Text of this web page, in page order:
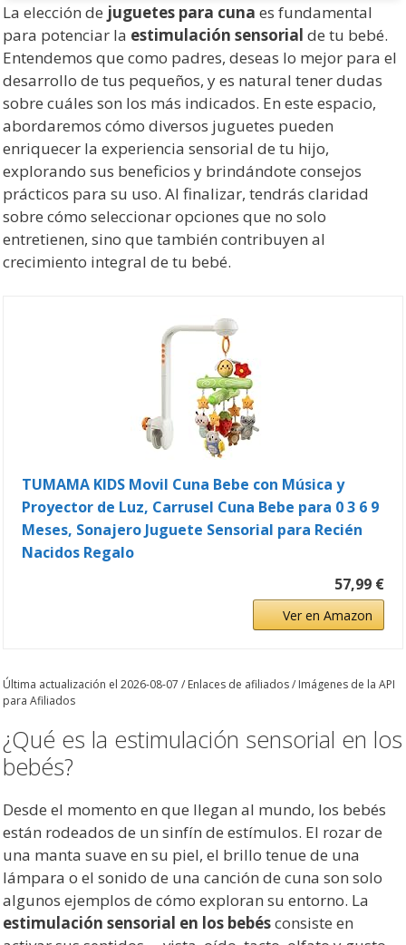
La elección de juguetes para cuna es fundamental
para potenciar la estimulación sensorial de tu bebé.
Entendemos que como padres, deseas lo mejor para el
desarrollo de tus pequeños, y es natural tener dudas
sobre cuáles son los más indicados. En este espacio,
abordaremos cómo diversos juguetes pueden
enriquecer la experiencia sensorial de tu hijo,
explorando sus beneficios y brindándote consejos
prácticos para su uso. Al finalizar, tendrás claridad
sobre cómo seleccionar opciones que no solo
entretienen, sino que también contribuyen al
crecimiento integral de tu bebé.
TUMAMA KIDS Movil Cuna Bebe con Música y
Proyector de Luz, Carrusel Cuna Bebe para 0 3 6 9
Meses, Sonajero Juguete Sensorial para Recién
Nacidos Regalo
57,99 €
Ver en Amazon
Última actualización el 2026-08-07 / Enlaces de afiliados / Imágenes de la API
para Afiliados
¿Qué es la estimulación sensorial en los
bebés?
Desde el momento en que llegan al mundo, los bebés
están rodeados de un sinfín de estímulos. El rozar de
una manta suave en su piel, el brillo tenue de una
lámpara o el sonido de una canción de cuna son solo
algunos ejemplos de cómo exploran su entorno. La
estimulación sensorial en los bebésconsiste en